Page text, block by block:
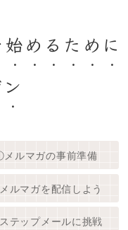
めるために
ルマガの事前準備
ルマガを配信しよう
テップメールに挑戦